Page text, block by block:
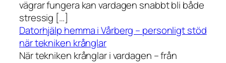
vägrar fungera kan vardagen snabbt bli både
stressig […]
Datorhjälp hemma i Vårberg – personligt stöd
när tekniken krånglar
När tekniken krånglar i vardagen – från